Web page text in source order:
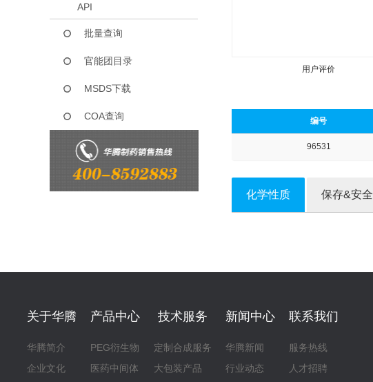
API
批量查询
官能团目录
MSDS下载
COA查询
用户评价
编号
96531
化学性质 保存&安全
关于华腾
华腾简介
企业文化
产品中心
PEG衍生物
医药中间体
技术服务
定制合成服务
大包装产品
新闻中心
华腾新闻
行业动态
联系我们
服务热线
人才招聘